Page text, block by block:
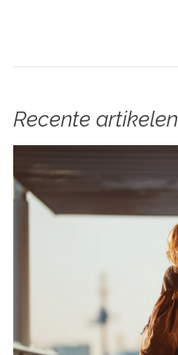
Recente artikelen